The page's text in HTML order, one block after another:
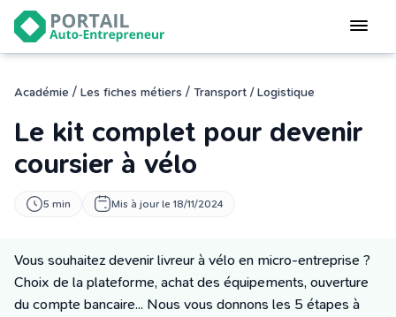
Devenir
auto-entrepreneur
logiciel de facturation
Modifier
mon auto-entreprise
mon activité
CONNEXION
Académie / Les fiches métiers / Transport / Logistique
Le kit complet pour devenir
coursier à vélo
5 min Mis à jour le 18/11/2024
Vous souhaitez devenir livreur à vélo en micro-entreprise ?
Choix de la plateforme, achat des équipements, ouverture
du compte bancaire... Nous vous donnons les 5 étapes à